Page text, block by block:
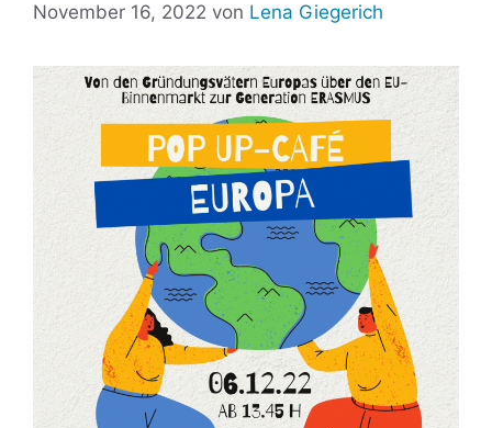
November 16, 2022 von Lena Giegerich